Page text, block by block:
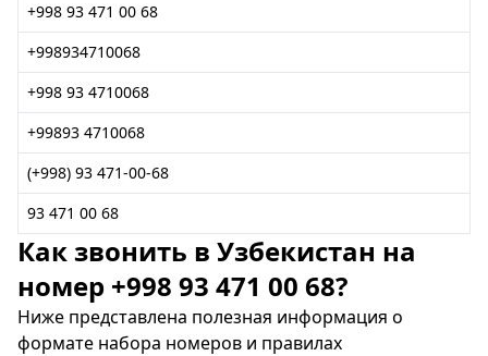
+998 93 471 00 68
+998934710068
+998 93 4710068
+99893 4710068
(+998) 93 471-00-68
93 471 00 68
Как звонить в Узбекистан на
номер +998 93 471 00 68?
Ниже представлена полезная информация о
формате набора номеров и правилах